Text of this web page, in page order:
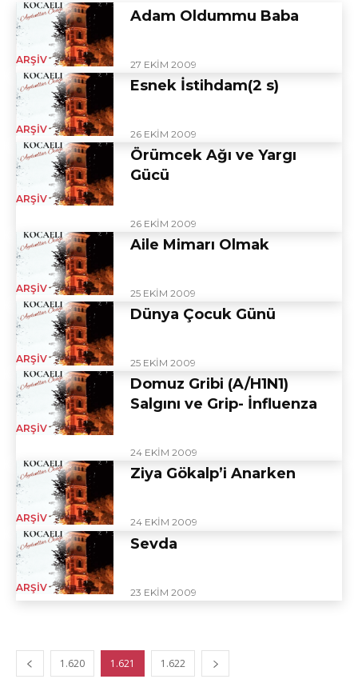
ARŞIV
Adam Oldummu Baba
27 EKIM 2009
ARŞIV
Esnek İstihdam(2 s)
26 EKIM 2009
ARŞIV
Örümcek Ağı ve Yargı
Gücü
26 EKIM 2009
ARŞIV
Aile Mimarı Olmak
25 EKIM 2009
ARŞIV
Dünya Çocuk Günü
25 EKIM 2009
ARŞIV
Domuz Gribi (A/H1N1)
Salgını ve Grip- İnfluenza
24 EKIM 2009
ARŞIV
Ziya Gökalp’i Anarken
24 EKIM 2009
ARŞIV
Sevda
23 EKIM 2009
1.620 1.621 1.622